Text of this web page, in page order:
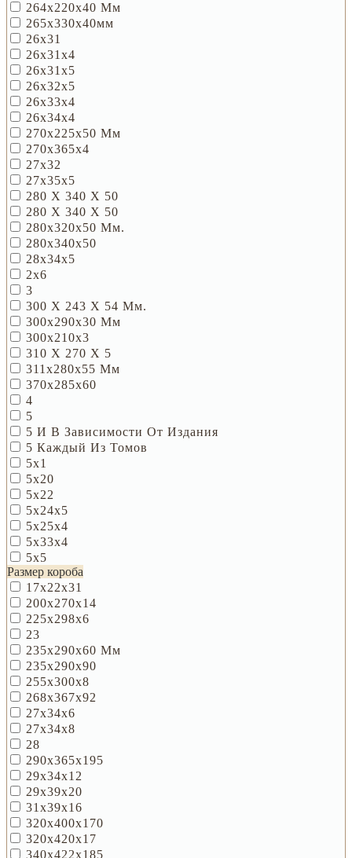
264x220x40 Мм
265х330х40мм
26х31
26х31х4
26х31х5
26х32х5
26х33х4
26х34х4
270x225x50 Мм
270х365х4
27х32
27х35х5
280 Х 340 Х 50
280 Х 340 Х 50
280x320x50 Мм.
280х340х50
28х34х5
2х6
3
300 X 243 X 54 Мм.
300x290x30 Мм
300х210х3
310 Х 270 Х 5
311x280x55 Мм
370х285х60
4
5
5 И В Зависимости От Издания
5 Каждый Из Томов
5х1
5х20
5х22
5х24х5
5х25х4
5х33х4
5х5
Размер короба
17х22х31
200х270х14
225х298х6
23
235х290х60 Мм
235х290х90
255х300х8
268х367х92
27х34х6
27х34х8
28
290х365х195
29х34х12
29х39х20
31х39х16
320х400х170
320х420х17
340х422х185